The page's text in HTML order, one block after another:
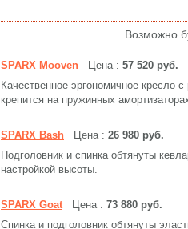
Возможно
SPARX Mooven Цена : 57 520 руб.
Качественное эргономичное кресло
крепится на пружинных
SPARX Bash Цена : 26 980 руб.
Подголовник и спинка обтянуты
настройкой высоты.
SPARX GoatЦена : 73 880 руб.
Спинка и подголовник обтянуты